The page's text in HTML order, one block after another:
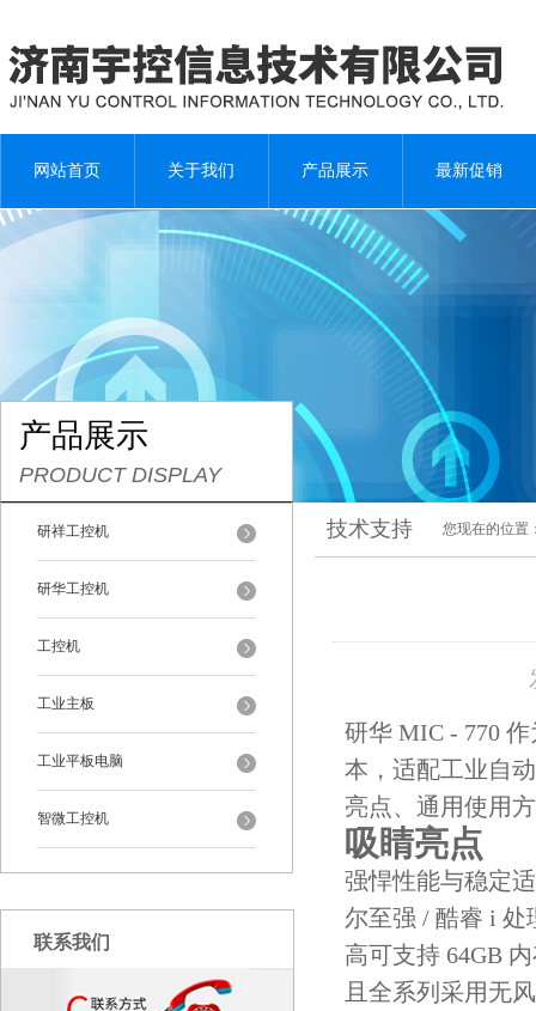
网站首页 关于我们 产品展示 最新促销
产品展示
PRODUCT DISPLAY
研祥工控机
研华工控机
工控机
工业主板
工业平板电脑
智微工控机
联系我们
技术支持 您现在的位置
研华 MIC - 770
本，适配工业自
亮点、通用使用
吸睛亮点
强悍性能与稳定
尔至强 / 酷睿 i 处
高可支持 64GB
且全系列采用无